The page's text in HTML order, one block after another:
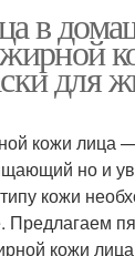
в
для
кожи лица —
но и
кожи
Предлагаем
кожи